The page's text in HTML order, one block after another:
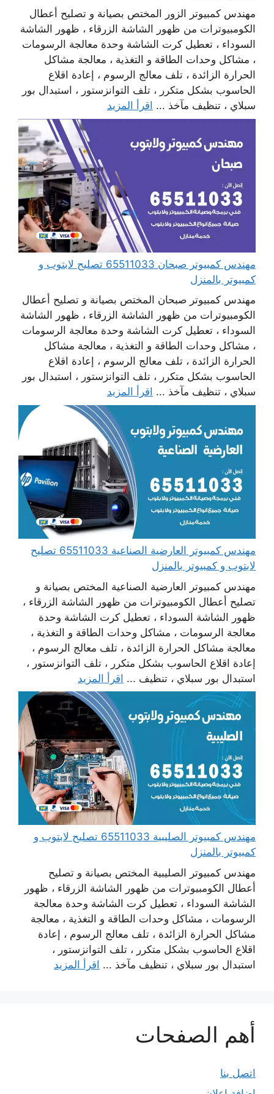
مهندس كمبيوتر الزور المختص بصيانة و تصليح أعطال
الكومبيوترات من ظهور الشاشة الزرقاء ، ظهور الشاشة
السوداء ، تعطيل كرت الشاشة وحدة معالجة الرسومات
، مشاكل وحدات الطاقة و التغذية ، معالجة مشاكل
الحرارة الزائدة ، تلف معالج الرسوم ، إعادة اقلاع
الحاسوب بشكل متكرر ، تلف التوانزستور ، استبدال بور
سبلاي ، تنظيف مآخذ ... اقرأ المزيد
مهندس كمبيوتر صبحان 65511033 تصليح لابتوب و
كمبيوتر بالمنزل
مهندس كمبيوتر صبحان المختص بصيانة و تصليح أعطال
الكومبيوترات من ظهور الشاشة الزرقاء ، ظهور الشاشة
السوداء ، تعطيل كرت الشاشة وحدة معالجة الرسومات
، مشاكل وحدات الطاقة و التغذية ، معالجة مشاكل
الحرارة الزائدة ، تلف معالج الرسوم ، إعادة اقلاع
الحاسوب بشكل متكرر ، تلف التوانزستور ، استبدال بور
سبلاي ، تنظيف مآخذ ... اقرأ المزيد
مهندس كمبيوتر العارضية الصناعية 65511033 تصليح
لابتوب و كمبيوتر بالمنزل
مهندس كمبيوتر العارضية الصناعية المختص بصيانة و
تصليح أعطال الكومبيوترات من ظهور الشاشة الزرقاء ،
ظهور الشاشة السوداء ، تعطيل كرت الشاشة وحدة
معالجة الرسومات ، مشاكل وحدات الطاقة و التغذية ،
معالجة مشاكل الحرارة الزائدة ، تلف معالج الرسوم ،
إعادة اقلاع الحاسوب بشكل متكرر ، تلف التوانزستور ،
استبدال بور سبلاي ، تنظيف ... اقرأ المزيد
مهندس كمبيوتر الصليبية 65511033 تصليح لابتوب و
كمبيوتر بالمنزل
مهندس كمبيوتر الصليبية المختص بصيانة و تصليح
أعطال الكومبيوترات من ظهور الشاشة الزرقاء ، ظهور
الشاشة السوداء ، تعطيل كرت الشاشة وحدة معالجة
الرسومات ، مشاكل وحدات الطاقة و التغذية ، معالجة
مشاكل الحرارة الزائدة ، تلف معالج الرسوم ، إعادة
اقلاع الحاسوب بشكل متكرر ، تلف التوانزستور ،
استبدال بور سبلاي ، تنظيف مآخذ ... اقرأ المزيد
أهم الصفحات
اتصل بنا